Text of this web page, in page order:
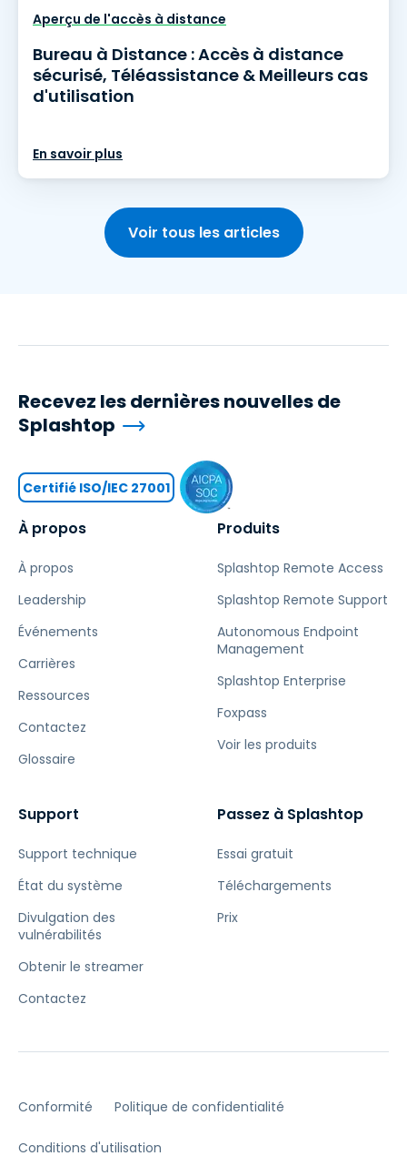
Aperçu de l'accès à distance
Bureau à Distance : Accès à distance
sécurisé, Téléassistance & Meilleurs cas
d'utilisation
En savoir plus
Voir tous les articles
À propos
À propos
Leadership
Événements
Carrières
Ressources
Contactez
Glossaire
Produits
Splashtop Remote Access
Splashtop Remote Support
Autonomous Endpoint
Management
Splashtop Enterprise
Foxpass
Voir les produits
Support
Support technique
État du système
Divulgation des
vulnérabilités
Obtenir le streamer
Contactez
Passez à Splashtop
Essai gratuit
Téléchargements
Prix
Recevez les dernières nouvelles de
Splashtop
Certifié ISO/IEC 27001
Conformité Politique de confidentialité
Conditions d'utilisation